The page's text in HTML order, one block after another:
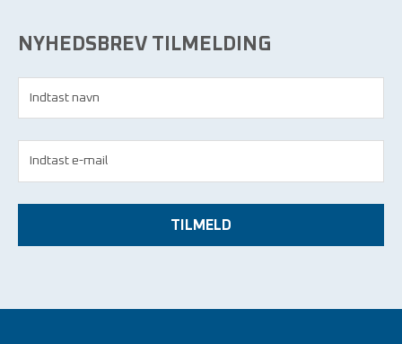
NYHEDSBREV TILMELDING
TILMELD